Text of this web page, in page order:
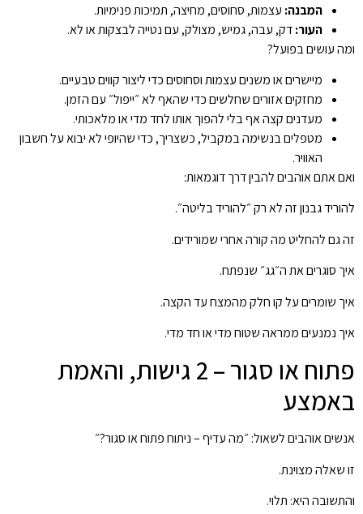
המבנה: עצמות, סחוסים, מחיצה, תמיכות פנימיות.
העור:דק, עבה, גמיש, מצולק, עם נטייה לבצקות או לא.
ומה עושים בפועל?
מיישרים או משנים עצמות וסחוסים כדי ליצור קווים טבעיים.
מחזקים אזורים שחלשים כדי שהאף לא ״ייפול״ עם הזמן.
מעדנים קצה אף בלי להפוך אותו לחד מדי או מלאכותי.
מטפלים בנשימה במקביל, כשצריך, כדי שהיופי לא יבוא על חשבון
האוויר.
ואם אתם אוהבים להבין דרך דוגמאות:
להוריד גבנון זה לא רק ״להוריד בליטה״.
זה גם להחליט מה קורה אחרי שמורידים.
איך סוגרים את ה״גג״ שנפתח.
איך שומרים על קו חלק מהמצח עד הקצה.
איך נמנעים ממראה שטוח מדי או חד מדי.
פתוח או סגור – 2 גישות, והאמת
באמצע
אנשים אוהבים לשאול: ״מה עדיף – ניתוח פתוח או סגור?״
זו שאלה מצוינת.
והתשובה היא: תלוי.